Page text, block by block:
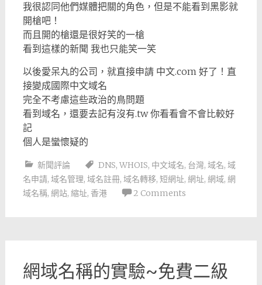
我很認同他們媒體把關的角色，但是不能看到黑影就
開槍吧！
而且開的槍還是很好笑的一槍
看到這樣的新聞 我也只能笑一笑
以後愛呆丸的公司，就直接申請 中文.com 好了！直
接變成國際中文域名
完全不考慮這些政治的鳥問題
看到域名，還要去記有沒有.tw 你看看會不會比較好
記
個人是蠻懷疑的
新聞評論 DNS, WHOIS, 中文域名, 台灣, 域名, 域
名申請, 域名管理, 域名註冊, 域名轉移, 短網址, 網址, 網域, 網
域名稱, 網站, 縮址, 香港 2 Comments
網域名稱的實驗~免費二級